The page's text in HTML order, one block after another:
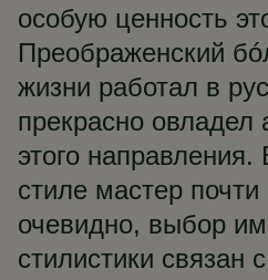
особую ценность
Преображенский
жизни работал в
прекрасно
этого направления.
стиле мастер почти
очевидно, выбор
стилистики связан